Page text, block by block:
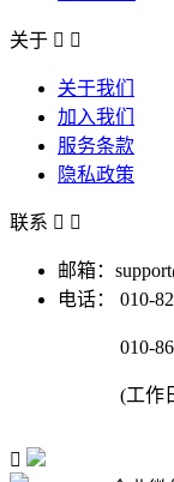
关于  
关于我们
加入我们
服务条款
隐私政策
联系  
邮箱：
电话：
010-
010-
(工作
